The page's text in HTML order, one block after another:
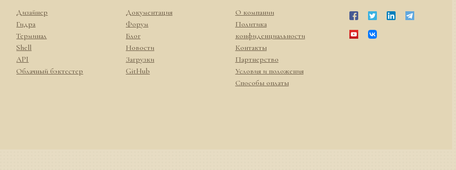
Дизайнер
Гидра
Терминал
Shell
API
Облачный бэктестер
Документация
Форум
Блог
Новости
Загрузки
GitHub
О компании
Политика
конфиденциальности
Контакты
Партнерство
Условия и положения
Способы оплаты